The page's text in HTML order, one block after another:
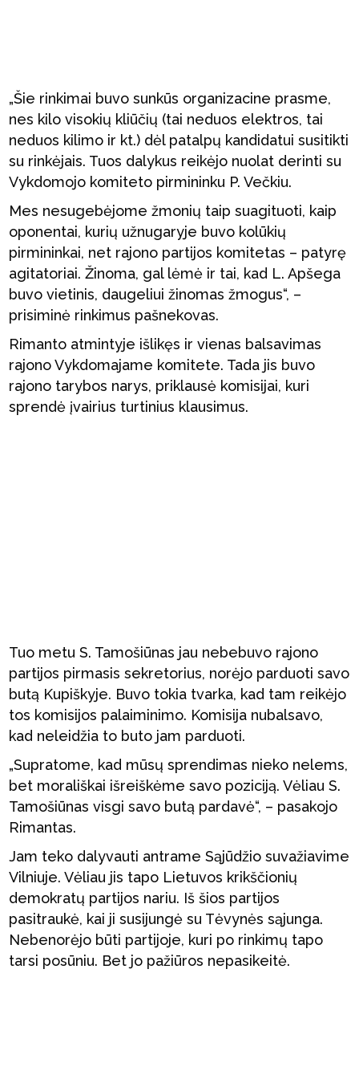
„Šie rinkimai buvo sunkūs organizacine prasme,
nes kilo visokių kliūčių (tai neduos elektros, tai
neduos kilimo ir kt.) dėl patalpų kandidatui susitikti
su rinkėjais. Tuos dalykus reikėjo nuolat derinti su
Vykdomojo komiteto pirmininku P. Večkiu.
Mes nesugebėjome žmonių taip suagituoti, kaip
oponentai, kurių užnugaryje buvo kolūkių
pirmininkai, net rajono partijos komitetas – patyrę
agitatoriai. Žinoma, gal lėmė ir tai, kad L. Apšega
buvo vietinis, daugeliui žinomas žmogus“, –
prisiminė rinkimus pašnekovas.
Rimanto atmintyje išlikęs ir vienas balsavimas
rajono Vykdomajame komitete. Tada jis buvo
rajono tarybos narys, priklausė komisijai, kuri
sprendė įvairius turtinius klausimus.
Tuo metu S. Tamošiūnas jau nebebuvo rajono
partijos pirmasis sekretorius, norėjo parduoti savo
butą Kupiškyje. Buvo tokia tvarka, kad tam reikėjo
tos komisijos palaiminimo. Komisija nubalsavo,
kad neleidžia to buto jam parduoti.
„Supratome, kad mūsų sprendimas nieko nelems,
bet morališkai išreiškėme savo poziciją. Vėliau S.
Tamošiūnas visgi savo butą pardavė“, – pasakojo
Rimantas.
Jam teko dalyvauti antrame Sąjūdžio suvažiavime
Vilniuje. Vėliau jis tapo Lietuvos krikščionių
demokratų partijos nariu. Iš šios partijos
pasitraukė, kai ji susijungė su Tėvynės sąjunga.
Nebenorėjo būti partijoje, kuri po rinkimų tapo
tarsi posūniu. Bet jo pažiūros nepasikeitė.